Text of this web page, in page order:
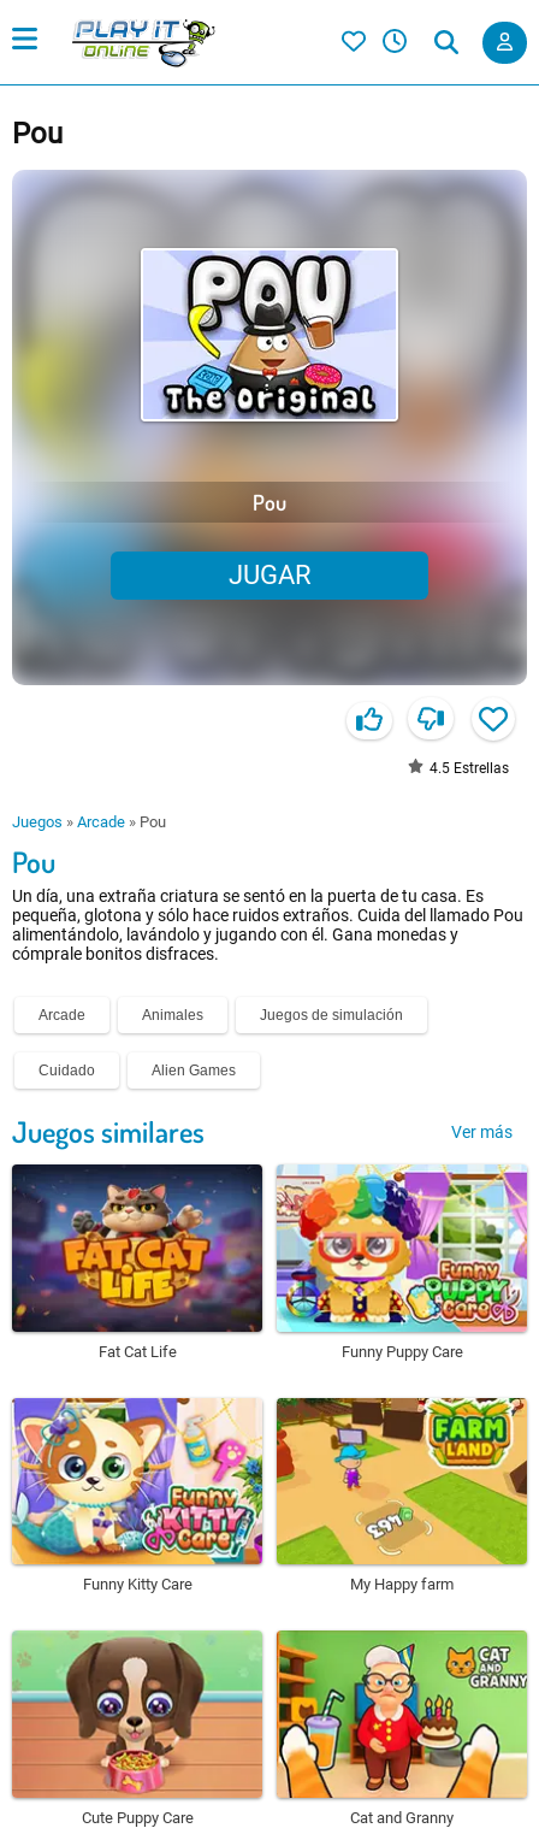
Pou
Pou
JUGAR
4.5 Estrellas
Juegos » Arcade » Pou
Pou
Un día, una extraña criatura se sentó en la puerta de tu casa. Es
pequeña, glotona y sólo hace ruidos extraños. Cuida del llamado Pou
alimentándolo, lavándolo y jugando con él. Gana monedas y
cómprale bonitos disfraces.
Arcade Animales Juegos de simulación
Cuidado Alien Games
Juegos similares Ver más
Fat Cat Life Funny Puppy Care
Funny Kitty Care My Happy farm
Cute Puppy Care Cat and Granny